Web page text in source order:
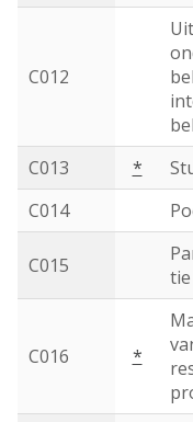
C012
C013 *
C014
C015
tie
C016 *